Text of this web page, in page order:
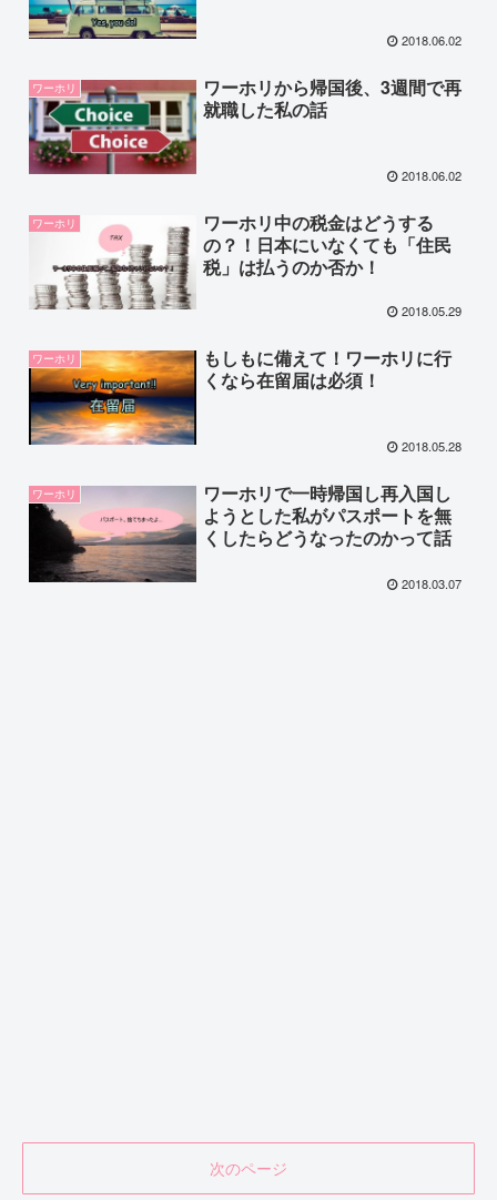
2018.06.02
ワーホリ
ワーホリから帰国後、3週間で再
就職した私の話
2018.06.02
ワーホリ
ワーホリ中の税金はどうする
の？！日本にいなくても「住民
税」は払うのか否か！
2018.05.29
ワーホリ
もしもに備えて！ワーホリに行
くなら在留届は必須！
2018.05.28
ワーホリ
ワーホリで一時帰国し再入国し
ようとした私がパスポートを無
くしたらどうなったのかって話
2018.03.07
次のページ